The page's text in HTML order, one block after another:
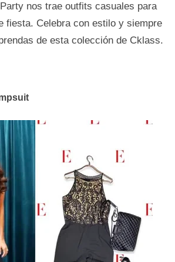
nos trae outfits casuales para
fiesta. Celebra con estilo y siempre
de esta colección de Cklass.